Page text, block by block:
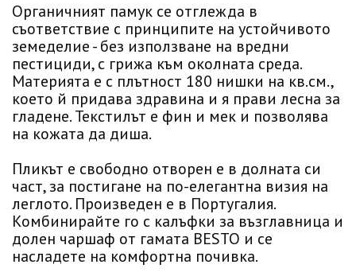
Органичният памук се отглежда в
съответствие с принципите на устойчивото
земеделие - без използване на вредни
пестициди, с грижа към околната среда.
Материята е с плътност 180 нишки на кв.см.,
което й придава здравина и я прави лесна за
гладене. Текстилът е фин и мек и позволява
на кожата да диша.
Пликът е свободно отворен е в долната си
част, за постигане на по-елегантна визия на
леглото. Произведен е в Португалия.
Комбинирайте го с калъфки за възглавница и
долен чаршаф от гамата BESTO и се
насладете на комфортна почивка.